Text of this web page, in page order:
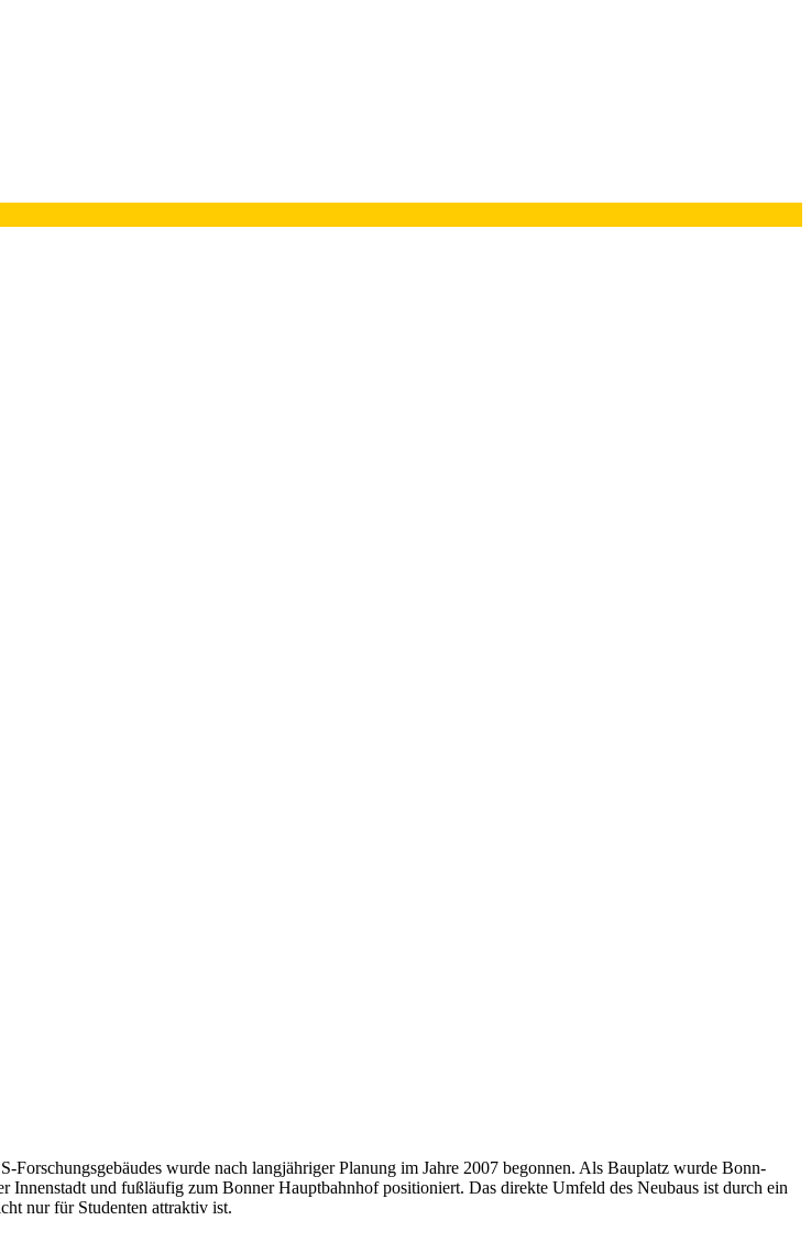
wurde nach langjähriger Planung im Jahre 2007 begonnen. Als Bauplatz wurde Bonn-
Innenstadt und fußläufig zum Bonner Hauptbahnhof positioniert. Das direkte Umfeld des Neubaus ist durch ein
nur für Studenten attraktiv ist.